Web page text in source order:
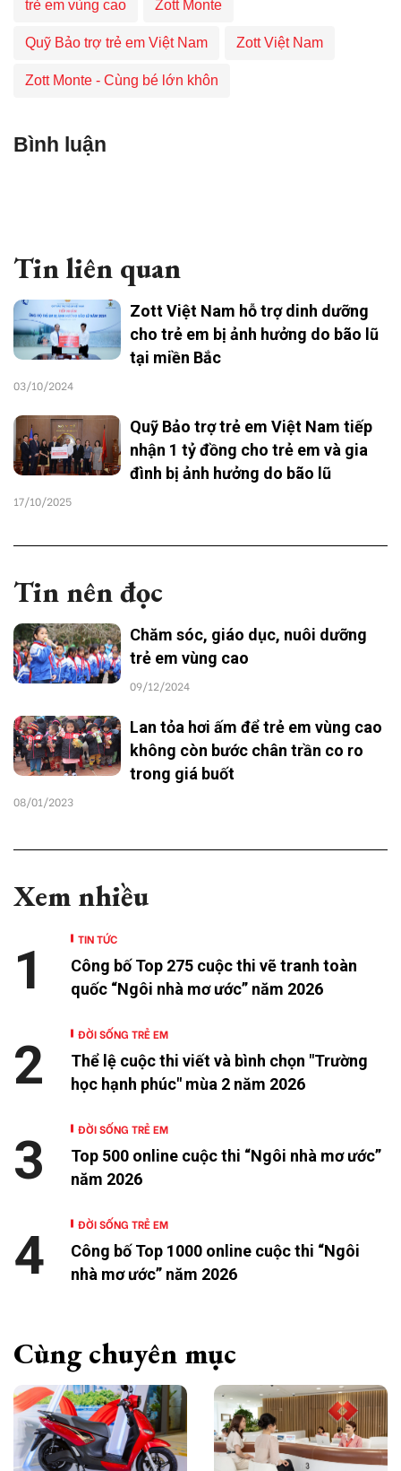
trẻ em vùng cao Zott Monte
Quỹ Bảo trợ trẻ em Việt Nam Zott Việt Nam
Zott Monte - Cùng bé lớn khôn
Bình luận
Tin liên quan
Zott Việt Nam hỗ trợ dinh dưỡng
cho trẻ em bị ảnh hưởng do bão lũ
tại miền Bắc
03/10/2024
Quỹ Bảo trợ trẻ em Việt Nam tiếp
nhận 1 tỷ đồng cho trẻ em và gia
đình bị ảnh hưởng do bão lũ
17/10/2025
Tin nên đọc
Chăm sóc, giáo dục, nuôi dưỡng
trẻ em vùng cao
09/12/2024
Lan tỏa hơi ấm để trẻ em vùng cao
không còn bước chân trần co ro
trong giá buốt
08/01/2023
Xem nhiều
TIN TỨC
Công bố Top 275 cuộc thi vẽ tranh toàn
quốc “Ngôi nhà mơ ước” năm 2026
1
ĐỜI SỐNG TRẺ EM
Thể lệ cuộc thi viết và bình chọn "Trường
học hạnh phúc" mùa 2 năm 2026
2
ĐỜI SỐNG TRẺ EM
Top 500 online cuộc thi “Ngôi nhà mơ ước”
năm 2026
3
ĐỜI SỐNG TRẺ EM
Công bố Top 1000 online cuộc thi “Ngôi
nhà mơ ước” năm 2026
4
Cùng chuyên mục